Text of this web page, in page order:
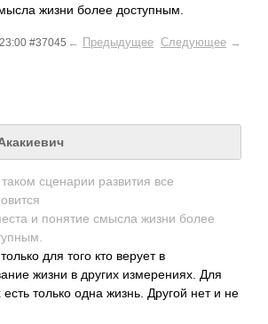
жизни более доступным.
#37045 ← Предыдущее Следующее →
сценарии развития все
и понятие смысла жизни более
для того кто верует в
жизни в других измерениях. Для
только одна жизнь. Другой нет и не